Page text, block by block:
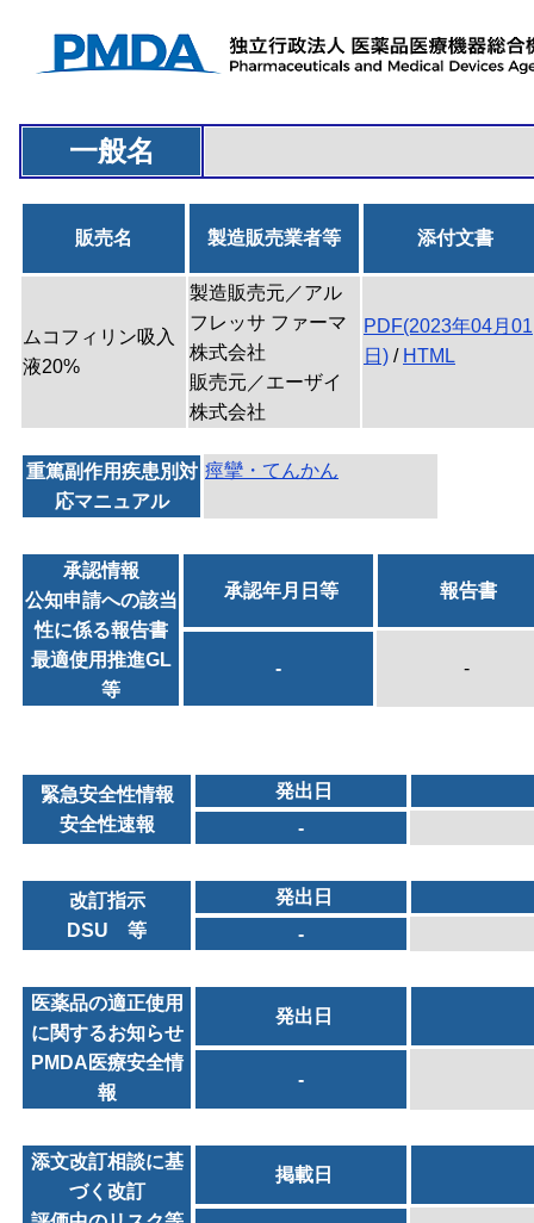
一般名
販売名 製造販売業者等 添付文書
ムコフィリン吸入
液20%
製造販売元／アル
フレッサ ファーマ
株式会社
販売元／エーザイ
株式会社
PDF(2023年04月01
日) / HTML
重篤副作用疾患別対
応マニュアル
痙攣・てんかん
承認情報
公知申請への該当
性に係る報告書
最適使用推進GL
等
承認年月日等 報告書
- -
緊急安全性情報
安全性速報
発出日
-
改訂指示
DSU 等
発出日
-
医薬品の適正使用
に関するお知らせ
PMDA医療安全情
報
発出日
-
添文改訂相談に基
づく改訂
掲載日